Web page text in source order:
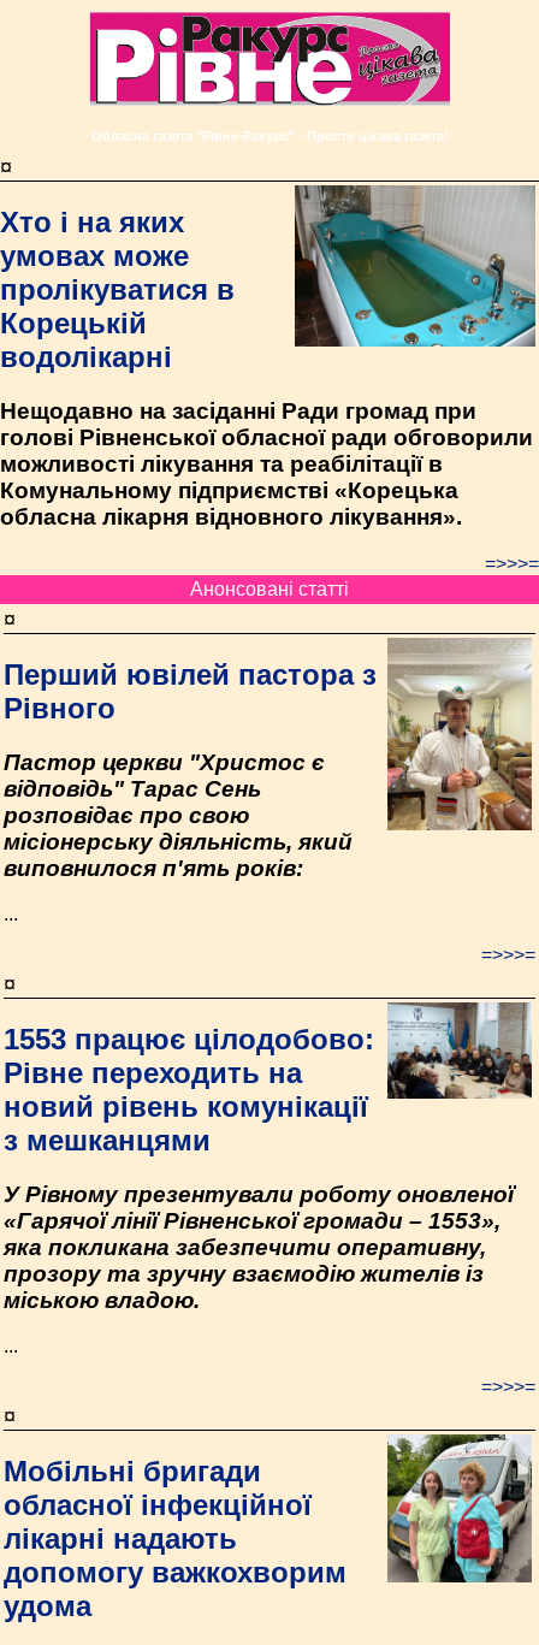
Обласна газета "Рівне-Ракурс" - Просто цікава газета!
¤
Хто і на яких
умовах може
пролікуватися в
Корецькій
водолікарні
Нещодавно на засіданні Ради громад при
голові Рівненської обласної ради обговорили
можливості лікування та реабілітації в
Комунальному підприємстві «Корецька
обласна лікарня відновного лікування».
=>>>=
Анонсовані статті
¤
Перший ювілей пастора з
Рівного
Пастор церкви "Христос є
відповідь" Тарас Сень
розповідає про свою
місіонерську діяльність, який
виповнилося п'ять років:
...
=>>>=
¤
1553 працює цілодобово:
Рівне переходить на
новий рівень комунікації
з мешканцями
У Рівному презентували роботу оновленої
«Гарячої лінії Рівненської громади – 1553»,
яка покликана забезпечити оперативну,
прозору та зручну взаємодію жителів із
міською владою.
...
=>>>=
¤
Мобільні бригади
обласної інфекційної
лікарні надають
допомогу важкохворим
удома